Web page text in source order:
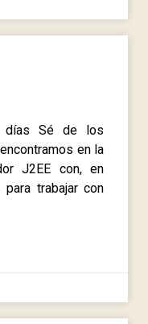
días Sé de los
en la
J2EE con, en
trabajar con